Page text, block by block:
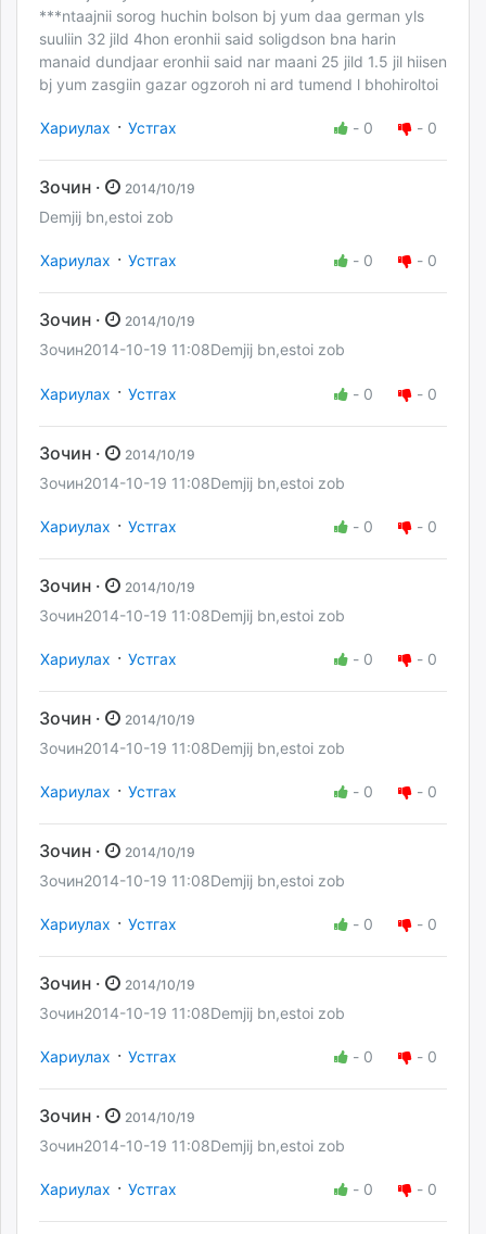
***ntaajnii sorog huchin bolson bj yum daa german yls
suuliin 32 jild 4hon eronhii said soligdson bna harin
manaid dundjaar eronhii said nar maani 25 jild 1.5 jil hiisen
bj yum zasgiin gazar ogzoroh ni ard tumend l bhohiroltoi
Хариулах · Устгах - 0 - 0
Зочин · 2014/10/19
Demjij bn,estoi zob
Хариулах · Устгах - 0 - 0
Зочин · 2014/10/19
Зочин2014-10-19 11:08Demjij bn,estoi zob
Хариулах · Устгах - 0 - 0
Зочин · 2014/10/19
Зочин2014-10-19 11:08Demjij bn,estoi zob
Хариулах · Устгах - 0 - 0
Зочин · 2014/10/19
Зочин2014-10-19 11:08Demjij bn,estoi zob
Хариулах · Устгах - 0 - 0
Зочин · 2014/10/19
Зочин2014-10-19 11:08Demjij bn,estoi zob
Хариулах · Устгах - 0 - 0
Зочин · 2014/10/19
Зочин2014-10-19 11:08Demjij bn,estoi zob
Хариулах · Устгах - 0 - 0
Зочин · 2014/10/19
Зочин2014-10-19 11:08Demjij bn,estoi zob
Хариулах · Устгах - 0 - 0
Зочин · 2014/10/19
Зочин2014-10-19 11:08Demjij bn,estoi zob
Хариулах · Устгах - 0 - 0